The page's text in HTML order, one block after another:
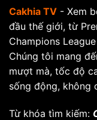
Cakhia TV - Xem
đầu thế giới, từ
Champions
Chúng tôi mang
mượt mà, tốc độ
sống động, không
Từ khóa tìm kiếm: